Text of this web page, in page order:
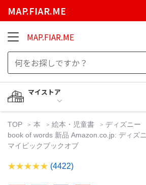
MAP.FIAR.ME
MAP.FIAR.ME
マイストア
TOP 本 絵本・児童書
ディズニ
book of words 新品 Amazon.co.jp: ディズ
マイビックブックオブ
(4422)